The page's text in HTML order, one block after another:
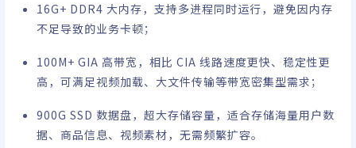
16G+ DDR4 大内存，支持多进程同时运行，避免因内存
不足导致的业务卡顿；
100M+ GIA 高带宽，相比 CIA 线路速度更快、稳定性更
高，可满足视频加载、大文件传输等带宽密集型需求；
900G SSD 数据盘，超大存储容量，适合存储海量用户数
据、商品信息、视频素材，无需频繁扩容。